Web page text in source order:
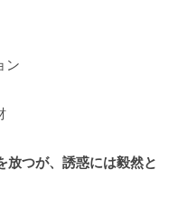
ン
放つが、誘惑には毅然と